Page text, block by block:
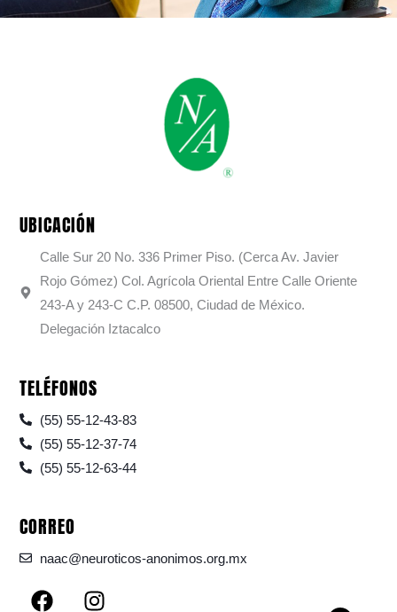
UBICACIÓN
Calle Sur 20 No. 336 Primer Piso. (Cerca Av. Javier
Rojo Gómez) Col. Agrícola Oriental Entre Calle Oriente
243-A y 243-C C.P. 08500, Ciudad de México.
Delegación Iztacalco
TELÉFONOS
(55) 55-12-43-83
(55) 55-12-37-74
(55) 55-12-63-44
CORREO
naac@neuroticos-anonimos.org.mx
F
I